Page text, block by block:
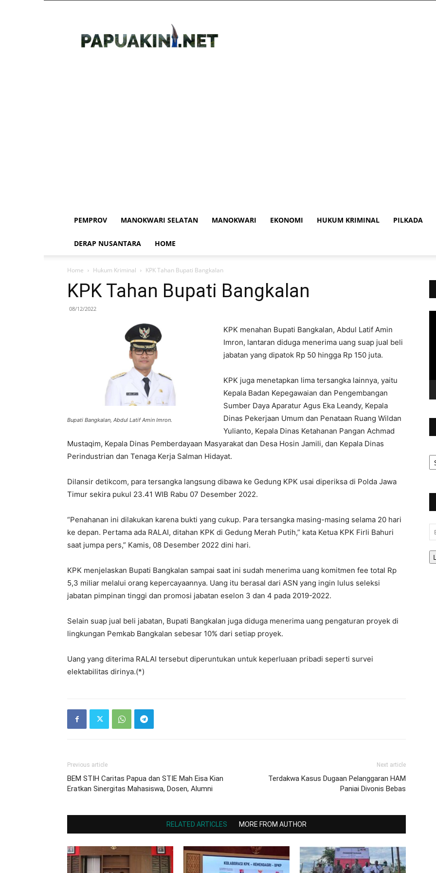
PEMPROV MANOKWARI SELATAN MANOKWARI EKONOMI HUKUM KRIMINAL PILKADA
DERAP NUSANTARA HOME
Home Hukum Kriminal KPK Tahan Bupati Bangkalan
KPK Tahan Bupati Bangkalan
08/12/2022
Bupati Bangkalan, Abdul Latif Amin Imron.
KPK menahan Bupati Bangkalan, Abdul Latif Amin
Imron, lantaran diduga menerima uang suap jual beli
jabatan yang dipatok Rp 50 hingga Rp 150 juta.
KPK juga menetapkan lima tersangka lainnya, yaitu
Kepala Badan Kepegawaian dan Pengembangan
Sumber Daya Aparatur Agus Eka Leandy, Kepala
Dinas Pekerjaan Umum dan Penataan Ruang Wildan
Yulianto, Kepala Dinas Ketahanan Pangan Achmad
Mustaqim, Kepala Dinas Pemberdayaan Masyarakat dan Desa Hosin Jamili, dan Kepala Dinas
Perindustrian dan Tenaga Kerja Salman Hidayat.
Dilansir detikcom, para tersangka langsung dibawa ke Gedung KPK usai diperiksa di Polda Jawa
Timur sekira pukul 23.41 WIB Rabu 07 Desember 2022.
“Penahanan ini dilakukan karena bukti yang cukup. Para tersangka masing-masing selama 20 hari
ke depan. Pertama ada RALAI, ditahan KPK di Gedung Merah Putih,” kata Ketua KPK Firli Bahuri
saat jumpa pers,” Kamis, 08 Desember 2022 dini hari.
KPK menjelaskan Bupati Bangkalan sampai saat ini sudah menerima uang komitmen fee total Rp
5,3 miliar melalui orang kepercayaannya. Uang itu berasal dari ASN yang ingin lulus seleksi
jabatan pimpinan tinggi dan promosi jabatan eselon 3 dan 4 pada 2019-2022.
Selain suap jual beli jabatan, Bupati Bangkalan juga diduga menerima uang pengaturan proyek di
lingkungan Pemkab Bangkalan sebesar 10% dari setiap proyek.
Uang yang diterima RALAI tersebut diperuntukan untuk keperluaan pribadi seperti survei
elektabilitas dirinya.(*)
Previous article
BEM STIH Caritas Papua dan STIE Mah Eisa Kian
Eratkan Sinergitas Mahasiswa, Dosen, Alumni
Next article
Terdakwa Kasus Dugaan Pelanggaran HAM
Paniai Divonis Bebas
RELATED ARTICLES MORE FROM AUTHOR